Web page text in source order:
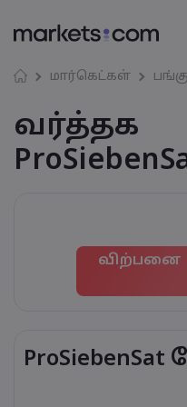
மார்கெட்கள்
வர்த்தக
விற்பனை